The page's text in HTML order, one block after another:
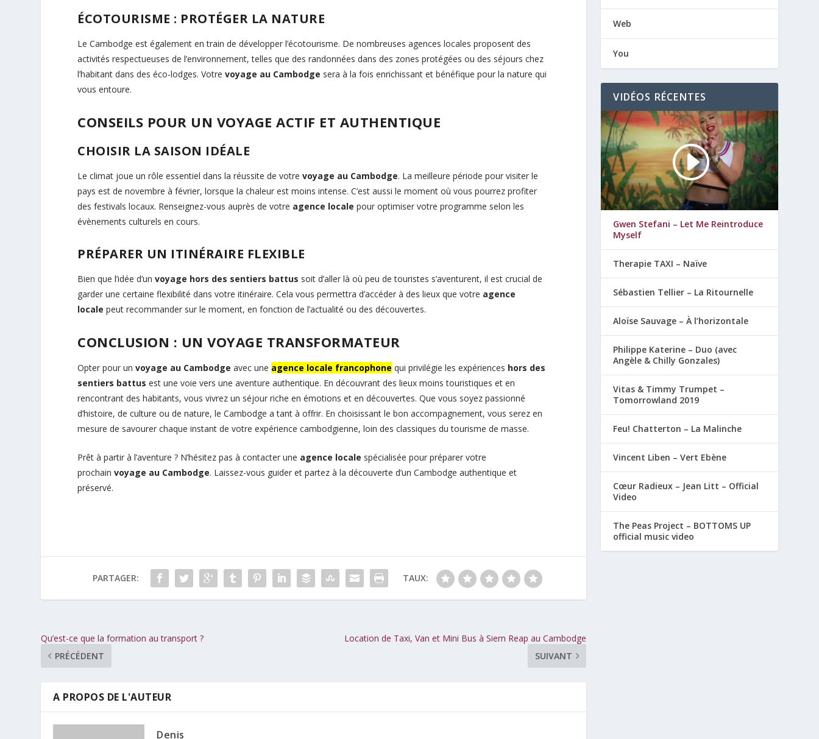
ÉCOTOURISME : PROTÉGER LA NATURE
Le Cambodge est également en train de développer l’écotourisme. De nombreuses agences locales proposent des
activités respectueuses de l’environnement, telles que des randonnées dans des zones protégées ou des séjours chez
l’habitant dans des éco-lodges. Votrevoyage au Cambodge sera à la fois enrichissant et bénéfique pour la nature qui
vous entoure.
CONSEILS POUR UN VOYAGE ACTIF ET AUTHENTIQUE
CHOISIR LA SAISON IDÉALE
Le climat joue un rôle essentiel dans la réussite de votrevoyage au Cambodge. La meilleure période pour visiter le
pays est de novembre à février, lorsque la chaleur est moins intense. C’est aussi le moment où vous pourrez profiter
des festivals locaux. Renseignez-vous auprès de votre agence locale pour optimiser votre programme selon les
évènements culturels en cours.
PRÉPARER UN ITINÉRAIRE FLEXIBLE
Bien que l’idée d’unvoyage hors des sentiers battus soit d’aller là où peu de touristes s’aventurent, il est crucial de
garder une certaine flexibilité dans votre itinéraire. Cela vous permettra d’accéder à des lieux que votre agence
locale peut recommander sur le moment, en fonction de l’actualité ou des découvertes.
CONCLUSION : UN VOYAGE TRANSFORMATEUR
Opter pour unvoyage au Cambodge avec une agence locale francophone qui privilégie les expériences hors des
sentiers battus est une voie vers une aventure authentique. En découvrant des lieux moins touristiques et en
rencontrant des habitants, vous vivrez un séjour riche en émotions et en découvertes. Que vous soyez passionné
d’histoire, de culture ou de nature, le Cambodge a tant à offrir. En choisissant le bon accompagnement, vous serez en
mesure de savourer chaque instant de votre expérience cambodgienne, loin des classiques du tourisme de masse.
Prêt à partir à l’aventure ? N’hésitez pas à contacter une agence locale spécialisée pour préparer votre
prochainvoyage au Cambodge. Laissez-vous guider et partez à la découverte d’un Cambodge authentique et
préservé.
PARTAGER: TAUX:
Qu’est-ce que la formation au transport ?
PRÉCÉDENT
Location de Taxi, Van et Mini Bus à Siem Reap au Cambodge
SUIVANT
A PROPOS DE L'AUTEUR
Denis
Web
You
VIDÉOS RÉCENTES
Gwen Stefani – Let Me Reintroduce
Myself
Therapie TAXI – Naïve
Sébastien Tellier – La Ritournelle
Aloïse Sauvage – À l’horizontale
Philippe Katerine – Duo (avec
Angèle & Chilly Gonzales)
Vitas & Timmy Trumpet –
Tomorrowland 2019
Feu! Chatterton – La Malinche
Vincent Liben – Vert Ebène
Cœur Radieux – Jean Litt – Official
Video
The Peas Project – BOTTOMS UP
official music video